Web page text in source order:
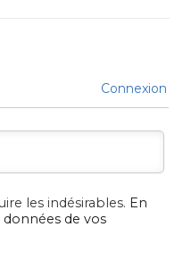
Connexion
les indésirables. En
de vos